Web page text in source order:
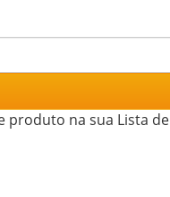
produto na sua Lista de